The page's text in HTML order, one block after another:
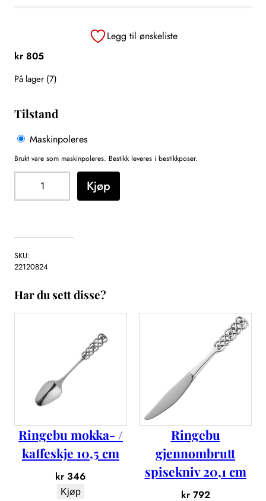
Legg til ønskeliste
kr 805
På lager (7)
Tilstand
Maskinpoleres
Brukt vare som maskinpoleres. Bestikk leveres i bestikkposer.
R
e
u
a
4
Kjøp
SKU:
22120824
Har du sett disse?
Ringebu mokka- /
kaffeskje 10,5 cm
kr 346
Kjøp
Ringebu
gjennombrutt
spisekniv 20,1 cm
kr792